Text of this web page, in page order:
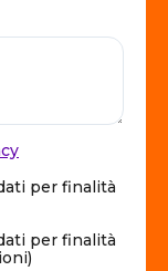
per finalità
per finalità